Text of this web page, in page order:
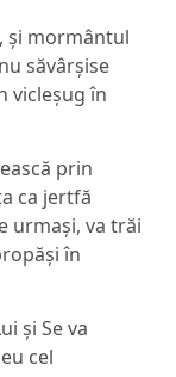
și mormântul
săvârșise
vicleșug în
prin
ca jertfă
urmași, va trăi
în
și Se va
cel